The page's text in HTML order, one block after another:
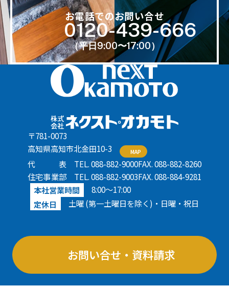
お電話でのお問い合せ
0120-439-666
（平日9:00〜17:00）
〒781-0073
高知県高知市北金田10-3
MAP
代表 TEL. 088-882-9000FAX. 088-882-8260
住宅事業部
TEL. 088-882-9003FAX. 088-884-9281
本社営業時間
8:00〜17:00
定休日
土曜 (第一土曜日を除く)・日曜・祝日
お問い合せ・資料請求